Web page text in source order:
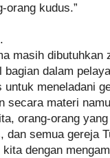
orang kudus.”
masih dibutuhkan
dalam
untuk meneladani
secara materi
orang-orang
dan semua gereja
dengan